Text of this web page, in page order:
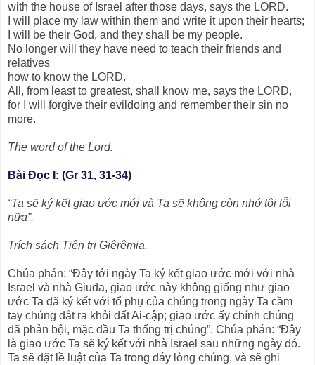
with the house of Israel after those days, says the LORD.
I will place my law within them and write it upon their hearts;
I will be their God, and they shall be my people.
No longer will they have need to teach their friends and
relatives
how to know the LORD.
All, from least to greatest, shall know me, says the LORD,
for I will forgive their evildoing and remember their sin no
more.
The word of the Lord.
Bài Ðọc I: (Gr 31, 31-34)
“Ta sẽ ký kết giao ước mới và Ta sẽ không còn nhớ tội lỗi
nữa”.
Trích sách Tiên tri Giêrêmia.
Chúa phán: “Ðây tới ngày Ta ký kết giao ước mới với nhà
Israel và nhà Giuđa, giao ước này không giống như giao
ước Ta đã ký kết với tổ phụ của chúng trong ngày Ta cầm
tay chúng dắt ra khỏi đất Ai-cập; giao ước ấy chính chúng
đã phản bội, mặc dầu Ta thống trị chúng”. Chúa phán: “Ðây
là giao ước Ta sẽ ký kết với nhà Israel sau những ngày đó.
Ta sẽ đặt lề luật của Ta trong đáy lòng chúng, và sẽ ghi